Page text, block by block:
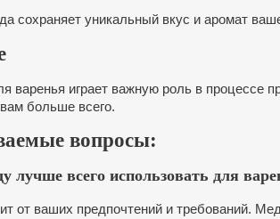
сохраняет уникальный вкус и аромат
варенья играет важную роль в процессе
больше всего.
вопросы:
лучше всего использовать для
от ваших предпочтений и требований.